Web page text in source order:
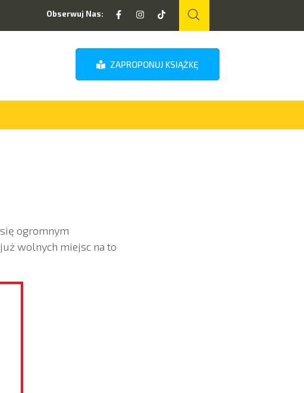
Obserwuj Nas:
ZAPROPONUJ KSIĄŻKĘ
się ogromnym
wolnych miejsc na to